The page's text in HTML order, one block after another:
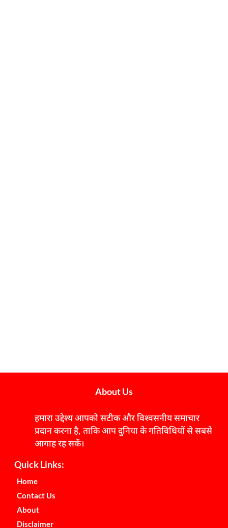
About Us
हमारा उद्देश्य आपको सटीक और विश्वसनीय समाचार
प्रदान करना है, ताकि आप दुनिया के गतिविधियों से सबसे
आगाह रह सकें।
Quick Links:
Home
Contact Us
About
Disclaimer